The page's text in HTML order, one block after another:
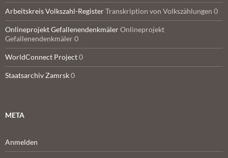
Arbeitskreis Volkszahl-RegisterTranskription von Volkszählungen 0
Onlineprojekt GefallenendenkmälerOnlineprojekt
Gefallenendenkmäler 0
WorldConnect Project0
Staatsarchiv Zamrsk0
META
Anmelden